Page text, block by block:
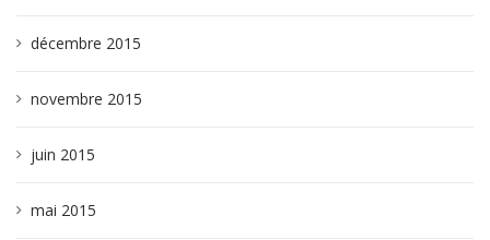
décembre 2015
novembre 2015
juin 2015
mai 2015